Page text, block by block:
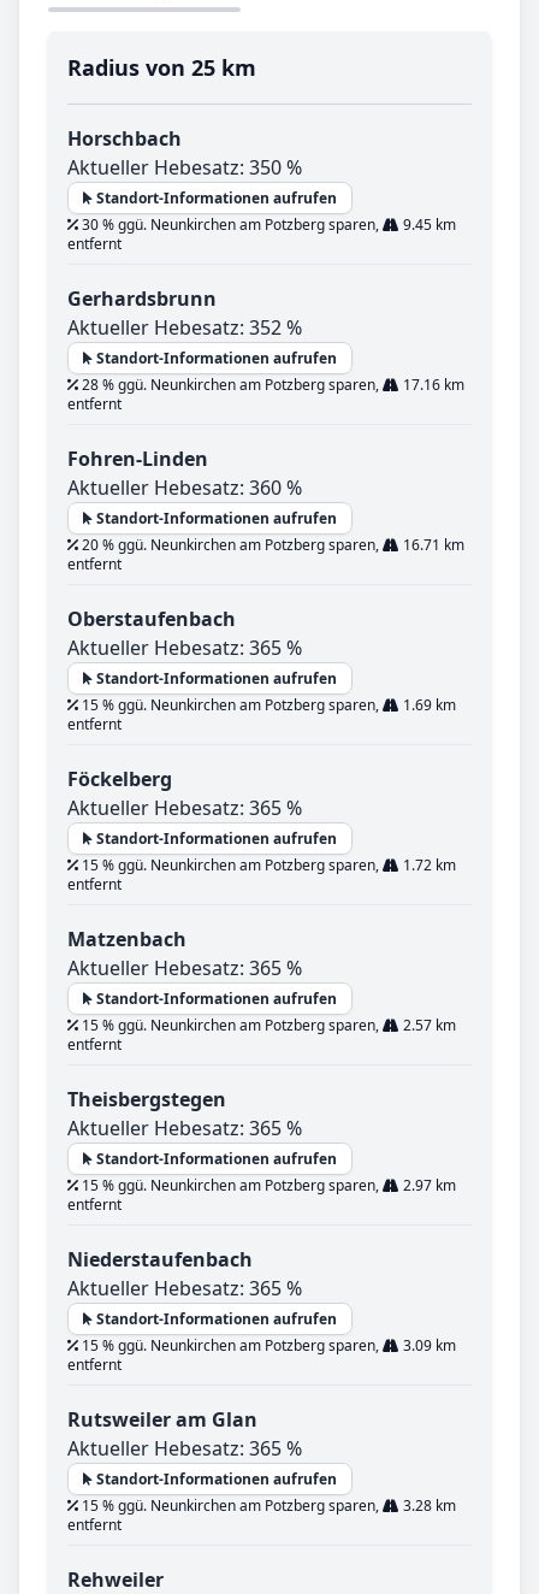
Radius von 25 km
Horschbach
Aktueller Hebesatz: 350 %
Standort-Informationen aufrufen
30 % ggü. Neunkirchen am Potzberg sparen,
9.45 km
entfernt
Gerhardsbrunn
Aktueller Hebesatz: 352 %
Standort-Informationen aufrufen
28 % ggü. Neunkirchen am Potzberg sparen,
17.16 km
entfernt
Fohren-Linden
Aktueller Hebesatz: 360 %
Standort-Informationen aufrufen
20 % ggü. Neunkirchen am Potzberg sparen,
16.71 km
entfernt
Oberstaufenbach
Aktueller Hebesatz: 365 %
Standort-Informationen aufrufen
15 % ggü. Neunkirchen am Potzberg sparen,
1.69 km
entfernt
Föckelberg
Aktueller Hebesatz: 365 %
Standort-Informationen aufrufen
15 % ggü. Neunkirchen am Potzberg sparen,
1.72 km
entfernt
Matzenbach
Aktueller Hebesatz: 365 %
Standort-Informationen aufrufen
15 % ggü. Neunkirchen am Potzberg sparen,
2.57 km
entfernt
Theisbergstegen
Aktueller Hebesatz: 365 %
Standort-Informationen aufrufen
15 % ggü. Neunkirchen am Potzberg sparen,
2.97 km
entfernt
Niederstaufenbach
Aktueller Hebesatz: 365 %
Standort-Informationen aufrufen
15 % ggü. Neunkirchen am Potzberg sparen,
3.09 km
entfernt
Rutsweiler am Glan
Aktueller Hebesatz: 365 %
Standort-Informationen aufrufen
15 % ggü. Neunkirchen am Potzberg sparen,
3.28 km
entfernt
Rehweiler